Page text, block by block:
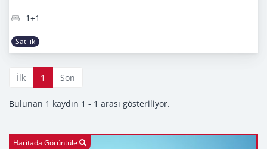
1+1
Satılık
İlk 1 Son
Bulunan 1 kaydın 1 - 1 arası gösteriliyor.
Haritada Görüntüle